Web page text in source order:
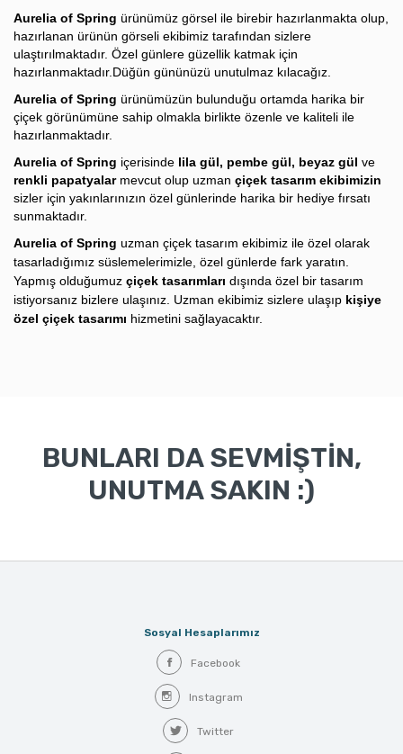
Aurelia of Spring ürünümüz görsel ile birebir hazırlanmakta olup,
hazırlanan ürünün görseli ekibimiz tarafından sizlere
ulaştırılmaktadır. Özel günlere güzellik katmak için
hazırlanmaktadır.Düğün gününüzü unutulmaz kılacağız.
Aurelia of Spring ürünümüzün bulunduğu ortamda harika bir
çiçek görünümüne sahip olmakla birlikte özenle ve kaliteli ile
hazırlanmaktadır.
Aurelia of Spring içerisinde lila gül, pembe gül, beyaz gül ve
renkli papatyalar mevcut olup uzman çiçek tasarım ekibimizin
sizler için yakınlarınızın özel günlerinde harika bir hediye fırsatı
sunmaktadır.
Aurelia of Spring uzman çiçek tasarım ekibimiz ile özel olarak
tasarladığımız süslemelerimizle, özel günlerde fark yaratın.
Yapmış olduğumuz çiçek tasarımları dışında özel bir tasarım
istiyorsanız bizlere ulaşınız. Uzman ekibimiz sizlere ulaşıp kişiye
özel çiçek tasarımı hizmetini sağlayacaktır.
BUNLARI DA SEVMİŞTİN,
UNUTMA SAKIN :)
Sosyal Hesaplarımız
Facebook
Instagram
Twitter